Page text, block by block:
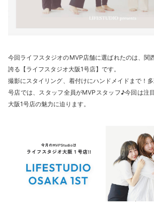
今回ライフスタジオのMVP店舗に選ばれたのは、関
誇る【ライフスタジオ大阪1号店】です。
撮影にスタイリング、着付けにハンドメイドまで！
号店では、スタッフ全員がMVPスタッフ♪今回は注
大阪1号店の魅力に迫ります。